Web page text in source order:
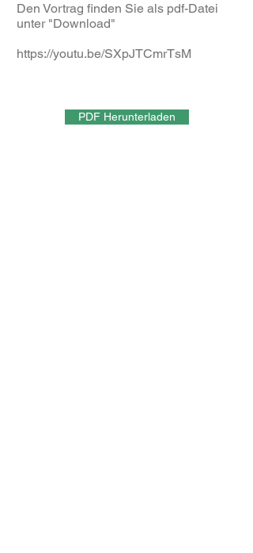
Den Vortrag finden Sie als pdf-Datei
unter "Download"
https://youtu.be/SXpJTCmrTsM
PDF Herunterladen